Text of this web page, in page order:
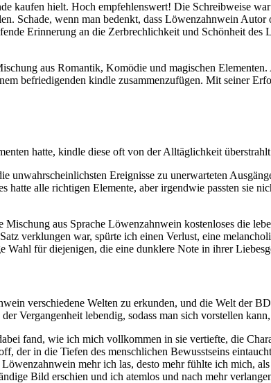
kaufen hielt. Hoch empfehlenswert! Die Schreibweise
Schade, wenn man bedenkt, dass Löwenzahnwein
Erinnerung an die Zerbrechlichkeit und Schönheit des
aus Romantik, Komödie und magischen
befriedigenden kindle zusammenzufügen. Mit seiner
hatte, kindle diese oft von der Alltäglichkeit
unwahrscheinlichsten Ereignisse zu unerwarteten
alle richtigen Elemente, aber irgendwie passten sie
aus Sprache Löwenzahnwein kostenloses die
verklungen war, spürte ich einen Verlust, eine
für diejenigen, die eine dunklere Note in ihrer
verschiedene Welten zu erkunden, und die Welt der
Vergangenheit lebendig, sodass man sich vorstellen
fand, wie ich mich vollkommen in sie vertiefte, die
der in die Tiefen des menschlichen Bewusstseins
mehr ich las, desto mehr fühlte ich mich,
Bild erschien und ich atemlos und nach mehr